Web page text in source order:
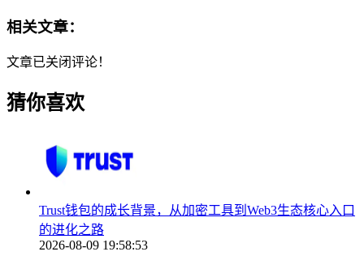
相关文章：
文章已关闭评论！
猜你喜欢
Trust钱包的成长背景，从加密工具到Web3生态核心入口
的进化之路
2026-08-09 19:58:53